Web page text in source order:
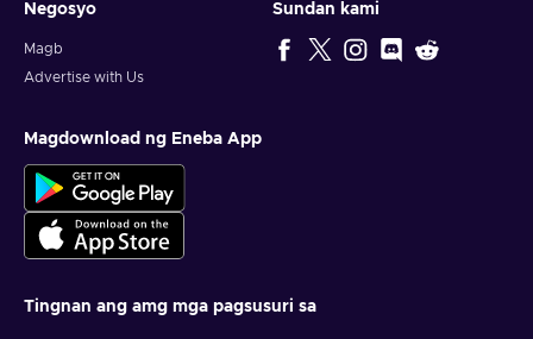
Negosyo
Magb
Advertise with Us
Sundan kami
Magdownload ng Eneba App
Tingnan ang amg mga pagsusuri sa